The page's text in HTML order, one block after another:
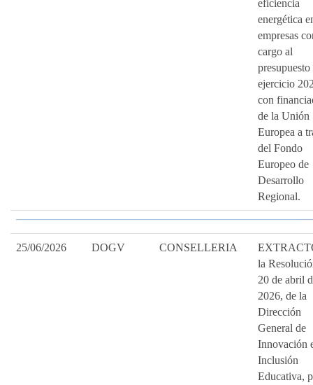
eficiencia
energética
empresas
cargo al
presupuesto
ejercicio
con
de la Unión
Europea a
del Fondo
Europeo de
Desarrollo
Regional.
25/06/2026 DOGV CONSELLERIA
la
20 de abril
2026, de la
Dirección
General de
Innovación
Inclusión
Educativa,